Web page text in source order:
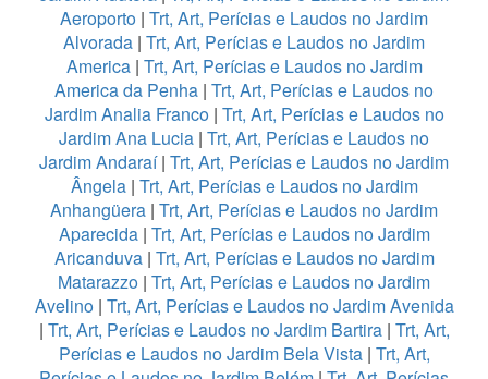
Aeroporto | Trt, Art, Perícias e Laudos no Jardim
Alvorada | Trt, Art, Perícias e Laudos no Jardim
America| Trt, Art, Perícias e Laudos no Jardim
America da Penha | Trt, Art, Perícias e Laudos no
Jardim Analia Franco| Trt, Art, Perícias e Laudos no
Jardim Ana Lucia | Trt, Art, Perícias e Laudos no
Jardim Andaraí| Trt, Art, Perícias e Laudos no Jardim
Ângela| Trt, Art, Perícias e Laudos no Jardim
Anhangüera | Trt, Art, Perícias e Laudos no Jardim
Aparecida| Trt, Art, Perícias e Laudos no Jardim
Aricanduva| Trt, Art, Perícias e Laudos no Jardim
Matarazzo | Trt, Art, Perícias e Laudos no Jardim
Avelino| Trt, Art, Perícias e Laudos no Jardim Avenida
| Trt, Art, Perícias e Laudos no Jardim Bartira| Trt, Art,
Perícias e Laudos no Jardim Bela Vista| Trt, Art,